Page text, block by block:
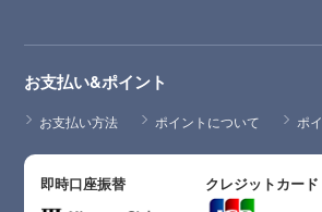
お支払い&ポイント
お支払い方法 ポイントについて ポ
即時口座振替 クレジットカード